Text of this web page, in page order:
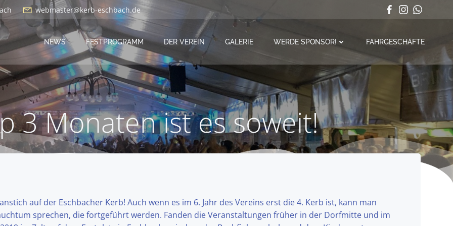
webmaster@kerb-eschbach.de
NEWS FESTPROGRAMM DER VEREIN GALERIE WERDE SPONSOR! FAHRGESCHÄFTE
3 Monaten ist es soweit!
auf der Eschbacher Kerb! Auch wenn es im 6. Jahr des Vereins erst die 4. Kerb ist, kann man
sprechen, die fortgeführt werden. Fanden die Veranstaltungen früher in der Dorfmitte und im